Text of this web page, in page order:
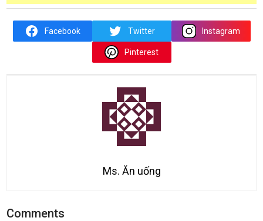
Facebook Twitter Instagram
Pinterest
Ms. Ăn uống
Comments